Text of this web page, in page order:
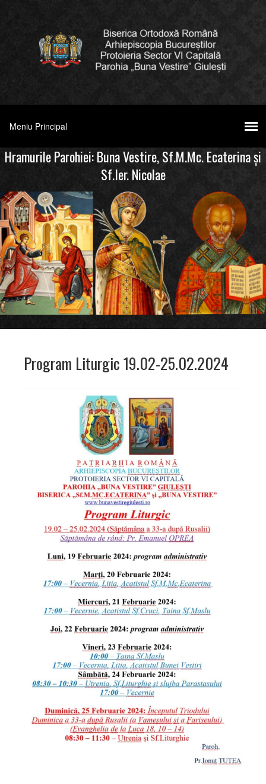
Hramurile Parohiei: Buna Vestire, Sf.M.Mc. Ecaterina şi
Sf.Ier. Nicolae
Program Liturgic 19.02-25.02.2024